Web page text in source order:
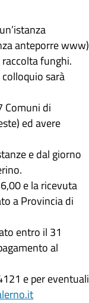
anteporre www)
funghi.
sarà
Comuni di
ed avere
e dal giorno
e la ricevuta
a Provincia di
entro il 31
al
e per eventuali